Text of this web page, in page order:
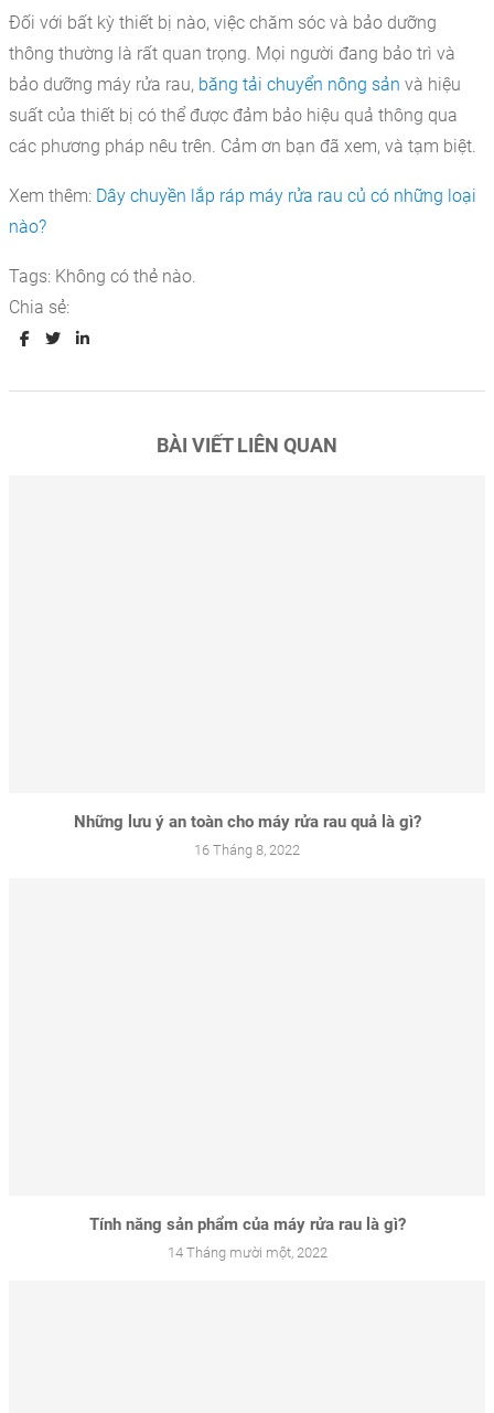
Đối với bất kỳ thiết bị nào, việc chăm sóc và bảo dưỡng
thông thường là rất quan trọng. Mọi người đang bảo trì và
bảo dưỡng máy rửa rau, băng tải chuyển nông sản và hiệu
suất của thiết bị có thể được đảm bảo hiệu quả thông qua
các phương pháp nêu trên. Cảm ơn bạn đã xem, và tạm biệt.
Xem thêm: Dây chuyền lắp ráp máy rửa rau củ có những loại
nào?
Tags: Không có thẻ nào.
Chia sẻ:
BÀI VIẾT LIÊN QUAN
Những lưu ý an toàn cho máy rửa rau quả là gì?
16 Tháng 8, 2022
Tính năng sản phẩm của máy rửa rau là gì?
14 Tháng mười một, 2022